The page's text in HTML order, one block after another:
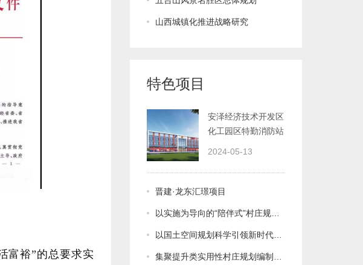
山西城镇化推进战略研究
特色项目
2024-05-13
晋建·龙东汇璟项目
以实施为导向的“陪伴式”村庄规划具体实践——以《交城县苏家湾村美丽宜居示范村实用性村庄规划（2019-2035）为例
以国土空间规划科学引领新时代村庄规划——以汾阳市美丽宜居示范村“多规合一”实用性村庄规划编制为例
集聚提升类实用性村庄规划编制实践——以尧都区北练李村为例